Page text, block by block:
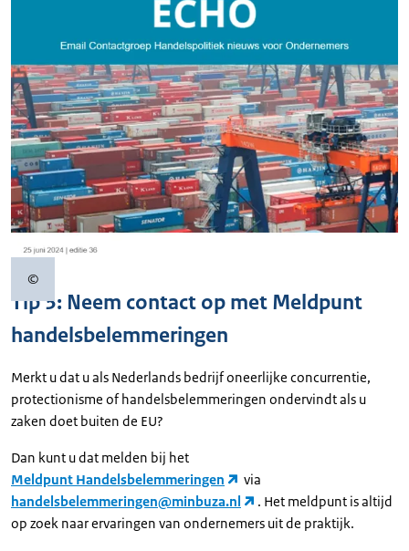
©Copyrightinformatie
Tip 3: Neem contact op met Meldpunt
handelsbelemmeringen
Merkt u dat u als Nederlands bedrijf oneerlijke concurrentie,
protectionisme of handelsbelemmeringen ondervindt als u
zaken doet buiten de EU?
Dan kunt u dat melden bij het
Meldpunt Handelsbelemmeringen
via
handelsbelemmeringen@minbuza.nl
. Het meldpunt is altijd
op zoek naar ervaringen van ondernemers uit de praktijk.